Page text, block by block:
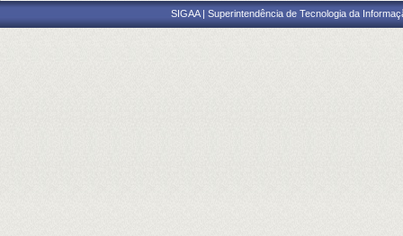
SIGAA | Superintendência de Tecnologia da